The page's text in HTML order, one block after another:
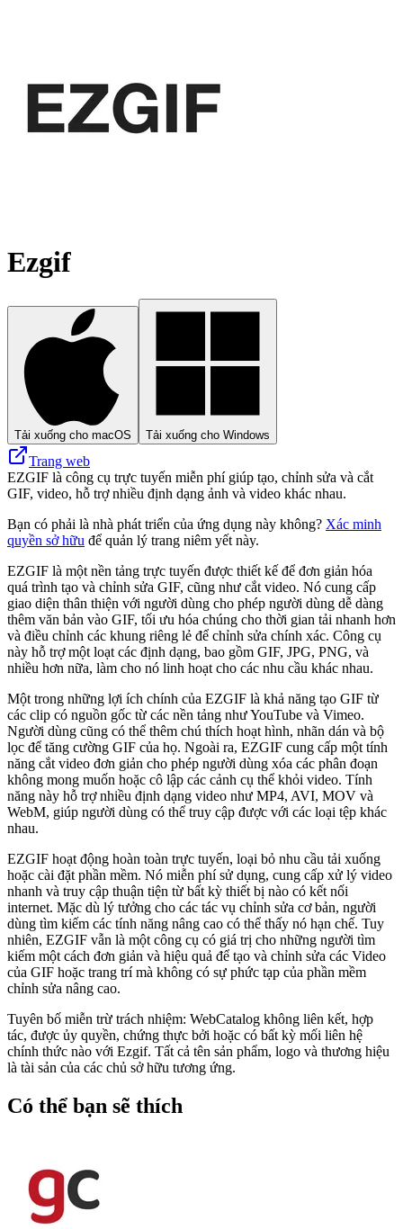
Ezgif
Tải xuống cho macOS Tải xuống cho Windows
Trang web
EZGIF là công cụ trực tuyến miễn phí giúp tạo, chỉnh sửa và cắt
GIF, video, hỗ trợ nhiều định dạng ảnh và video khác nhau.
Bạn có phải là nhà phát triển của ứng dụng này không? Xác minh
quyền sở hữu để quản lý trang niêm yết này.
EZGIF là một nền tảng trực tuyến được thiết kế để đơn giản hóa
quá trình tạo và chỉnh sửa GIF, cũng như cắt video. Nó cung cấp
giao diện thân thiện với người dùng cho phép người dùng dễ dàng
thêm văn bản vào GIF, tối ưu hóa chúng cho thời gian tải nhanh hơn
và điều chỉnh các khung riêng lẻ để chỉnh sửa chính xác. Công cụ
này hỗ trợ một loạt các định dạng, bao gồm GIF, JPG, PNG, và
nhiều hơn nữa, làm cho nó linh hoạt cho các nhu cầu khác nhau.
Một trong những lợi ích chính của EZGIF là khả năng tạo GIF từ
các clip có nguồn gốc từ các nền tảng như YouTube và Vimeo.
Người dùng cũng có thể thêm chú thích hoạt hình, nhãn dán và bộ
lọc để tăng cường GIF của họ. Ngoài ra, EZGIF cung cấp một tính
năng cắt video đơn giản cho phép người dùng xóa các phân đoạn
không mong muốn hoặc cô lập các cảnh cụ thể khỏi video. Tính
năng này hỗ trợ nhiều định dạng video như MP4, AVI, MOV và
WebM, giúp người dùng có thể truy cập được với các loại tệp khác
nhau.
EZGIF hoạt động hoàn toàn trực tuyến, loại bỏ nhu cầu tải xuống
hoặc cài đặt phần mềm. Nó miễn phí sử dụng, cung cấp xử lý video
nhanh và truy cập thuận tiện từ bất kỳ thiết bị nào có kết nối
internet. Mặc dù lý tưởng cho các tác vụ chỉnh sửa cơ bản, người
dùng tìm kiếm các tính năng nâng cao có thể thấy nó hạn chế. Tuy
nhiên, EZGIF vẫn là một công cụ có giá trị cho những người tìm
kiếm một cách đơn giản và hiệu quả để tạo và chỉnh sửa các Video
của GIF hoặc trang trí mà không có sự phức tạp của phần mềm
chỉnh sửa nâng cao.
Tuyên bố miễn trừ trách nhiệm: WebCatalog không liên kết, hợp
tác, được ủy quyền, chứng thực bởi hoặc có bất kỳ mối liên hệ
chính thức nào với Ezgif. Tất cả tên sản phẩm, logo và thương hiệu
là tài sản của các chủ sở hữu tương ứng.
Có thể bạn sẽ thích